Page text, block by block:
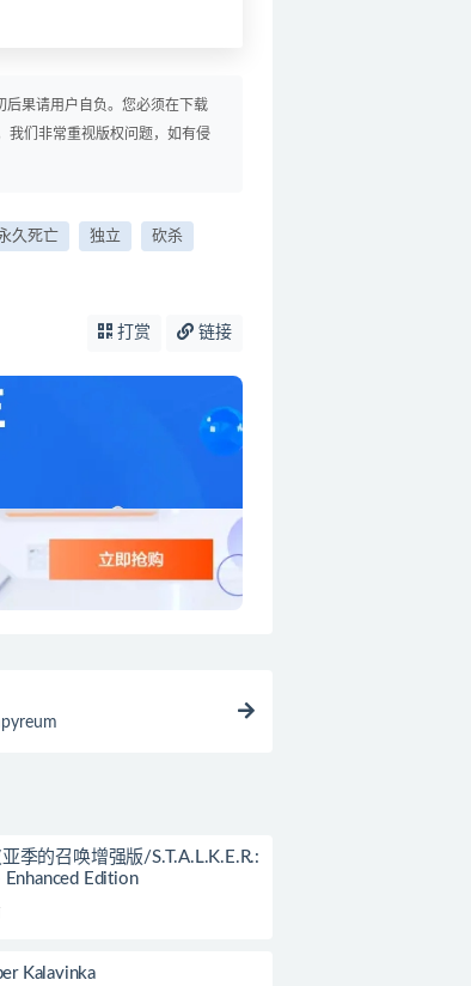
后果请用户自负。您必须在下载
我们非常重视版权问题，如有侵
久死亡 独立 砍杀
打赏 链接
季的召唤增强版/S.T.A.L.K.E.R.:
Edition
Kalavinka